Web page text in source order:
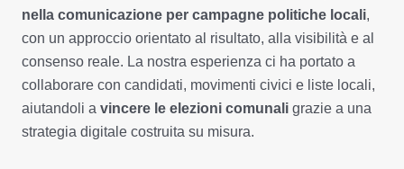
nella comunicazione per campagne politiche locali,
con un approccio orientato al risultato, alla visibilità e al
consenso reale. La nostra esperienza ci ha portato a
collaborare con candidati, movimenti civici e liste locali,
aiutandoli a vincere le elezioni comunali grazie a una
strategia digitale costruita su misura.